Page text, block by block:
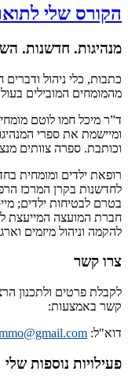
הקורס שלי
מנהיגות. חדשנות.
כתבות, כלי ניהול ודברים
מהמומחים המובילים
ד”ר מיכל חמו לוטם
ומיישמת את ספרי
וכותבת. ספרה צוותים
רופאת ילדים ומומחית
לחדשנות בקרן המרכז
בטרם לבטיחות ילדים;
חברת המועצה המייעצת
להקמה וניהול מיזמים
צרו קשר
לקבלת פרטים ולתכנון
קשר באמצעות:
דוא"ל:
פעילויות נוספות שלי